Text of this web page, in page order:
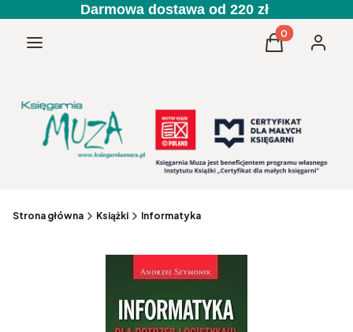
Darmowa dostawa od 220 zł
Menu Produkty w
Koszyk
Strona główna Książki Informatyka